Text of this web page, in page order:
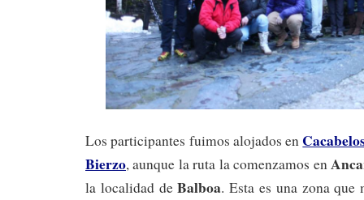
Los participantes fuimos alojados en
Bierzo, aunque la ruta la comenzamos en
la localidad deBalboa. Esta es una zona que